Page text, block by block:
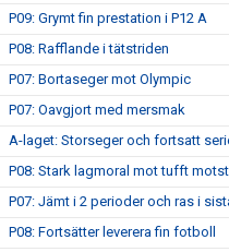
P09: Grymt fin prestation i P12 A
P08: Rafflande i tätstriden
P07: Bortaseger mot Olympic
P07: Oavgjort med mersmak
A-laget: Storseger och fortsatt
P08: Stark lagmoral mot tufft
P07: Jämt i 2 perioder och ras i
P08: Fortsätter leverera fin fotboll